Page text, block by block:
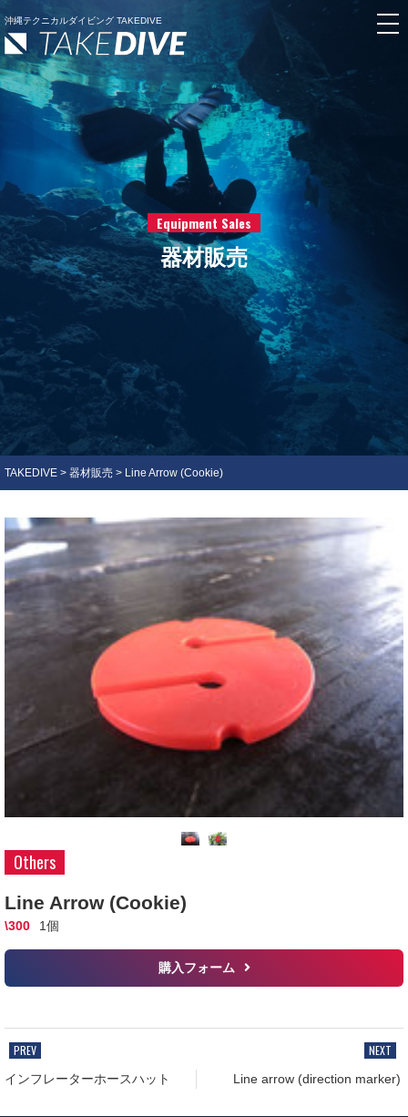
沖縄テクニカルダイビング TAKEDIVE
Equipment Sales
器材販売
TAKEDIVE > 器材販売 > Line Arrow (Cookie)
Others
Line Arrow (Cookie)
\300 1個
購入フォーム
インフレーターホースハット Line arrow (direction marker)